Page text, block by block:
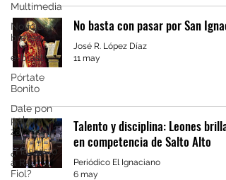
Multimedia
Noticias
breves
e-blast
Pórtate
Bonito
Dale pon
pal
zafacón
¿Has visto
a Raúl
Fiol?
No basta con pasar por San
José R. López Díaz
11 may
Talento y disciplina: Leones brillan
en competencia de Salto Alto
Periódico El Ignaciano
6 may